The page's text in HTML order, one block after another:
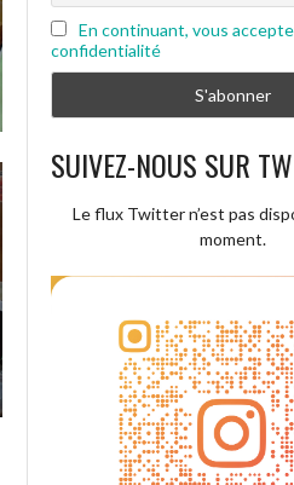
En continuant, vous
confidentialité
SUIVEZ-NOUS SUR
Le flux Twitter n’est pas
moment.